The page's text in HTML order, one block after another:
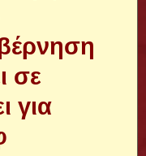
σε
για